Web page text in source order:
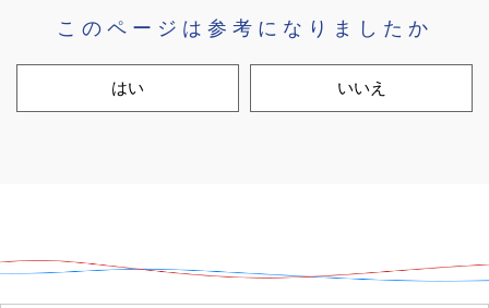
このページは参考になりましたか
はい いいえ